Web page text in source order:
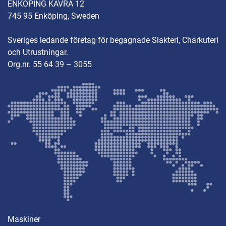
Yttermått: 860x810mm, höjd 1730mm
Såghöjd: 350mm
ENKÖPING KÄVRA 12
745 95 Enköping, Sweden
Sveriges ledande företag för begagnade Slakteri, Charkuteri
och Utrustningar.
Org.nr. 55 64 39 – 3055
Maskiner